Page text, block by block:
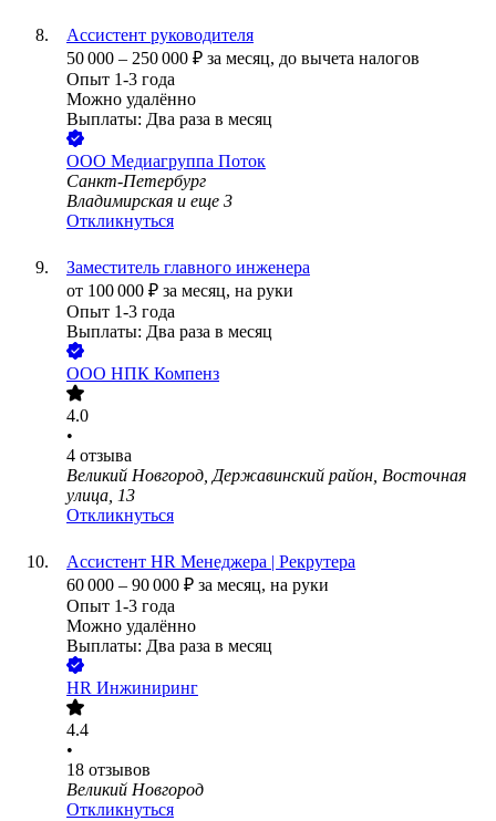
Ассистент руководителя
50 000 – 250 000 ₽ за месяц, до вычета налогов
Опыт 1-3 года
Можно удалённо
Выплаты: Два раза в месяц
ООО Медиагруппа Поток
Санкт-Петербург
Владимирская и еще 3
Откликнуться
Заместитель главного инженера
от 100 000 ₽ за месяц, на руки
Опыт 1-3 года
Выплаты: Два раза в месяц
ООО НПК Компенз
4.0
•
4 отзыва
Великий Новгород, Державинский район, Восточная
улица, 13
Откликнуться
Ассистент HR Менеджера | Рекрутера
60 000 – 90 000 ₽ за месяц, на руки
Опыт 1-3 года
Можно удалённо
Выплаты: Два раза в месяц
HR Инжиниринг
4.4
•
18 отзывов
Великий Новгород
Откликнуться